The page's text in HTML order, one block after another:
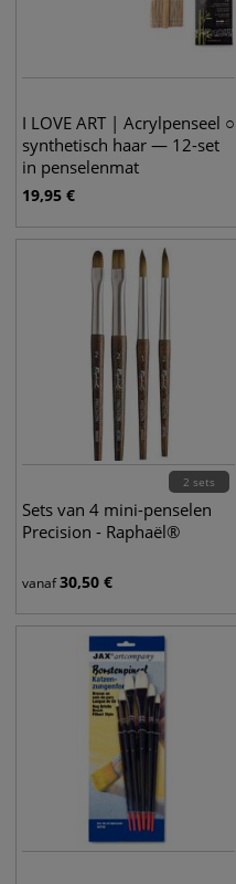
I LOVE ART | Acrylpenseel ○
synthetisch haar — 12-set
in penselenmat
19,95 €
2 sets
Sets van 4 mini-penselen
Precision - Raphaël®
vanaf30,50 €